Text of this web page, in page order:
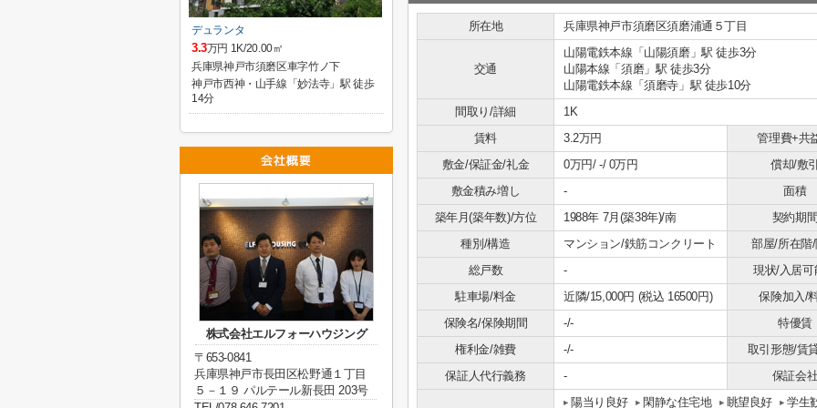
所在地 兵庫県神戸市須磨区須磨浦通５丁目
交通
山陽電鉄本線「山陽須磨」駅 徒歩3分
山陽本線「須磨」駅 徒歩3分
山陽電鉄本線「須磨寺」駅 徒歩10分
間取り/詳細
1K
賃料
3.2万円
管理費+共
敷金/保証金/礼金
0万円/ -/ 0万円
償却/敷
敷金積み増し
-
面積
築年月(築年数)/方位
1988年 7月(築38年)/南
契約期
種別/構造
マンション/鉄筋コンクリート
部屋/所在階
総戸数
-
現状/入居可
駐車場/料金
近隣/15,000円 (税込 16500円)
保険加入/
保険名/保険期間
-/-
特優賃
権利金/雑費
-/-
取引形態/賃
保証人代行義務
-
保証会
陽当り良好
閑静な住宅地 眺望良好 学生
デュランタ
3.3万円 1K/20.00㎡
兵庫県神戸市須磨区車字竹ノ下
神戸市西神・山手線「妙法寺」駅 徒歩
14分
株式会社エルフォーハウジング
〒653-0841
兵庫県神戸市長田区松野通１丁目
５－１９ パルテール新長田 203号